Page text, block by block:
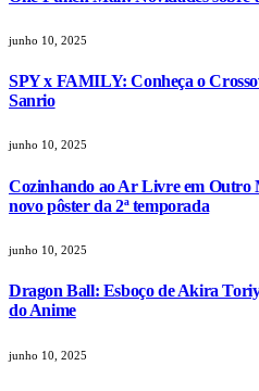
junho 10, 2025
SPY x FAMILY: Conheça o
Sanrio
junho 10, 2025
Cozinhando ao Ar Livre em
novo pôster da 2ª temporada
junho 10, 2025
Dragon Ball: Esboço de Akira
do Anime
junho 10, 2025